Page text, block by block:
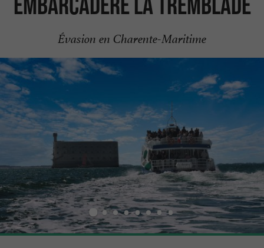
Évasion en Charente-Maritime